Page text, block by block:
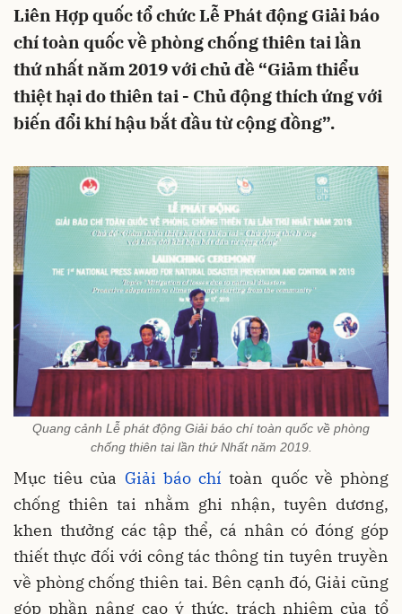
Liên Hợp quốc tổ chức Lễ Phát động Giải báo
chí toàn quốc về phòng chống thiên tai lần
thứ nhất năm 2019 với chủ đề “Giảm thiểu
thiệt hại do thiên tai - Chủ động thích ứng với
biến đổi khí hậu bắt đầu từ cộng đồng”.
Quang cảnh Lễ phát động Giải báo chí toàn quốc về phòng
chống thiên tai lần thứ Nhất năm 2019.
Mục tiêu của Giải báo chí toàn quốc về phòng
chống thiên tai nhằm ghi nhận, tuyên dương,
khen thưởng các tập thể, cá nhân có đóng góp
thiết thực đối với công tác thông tin tuyên truyền
về phòng chống thiên tai. Bên cạnh đó, Giải cũng
góp phần nâng cao ý thức, trách nhiệm của tổ